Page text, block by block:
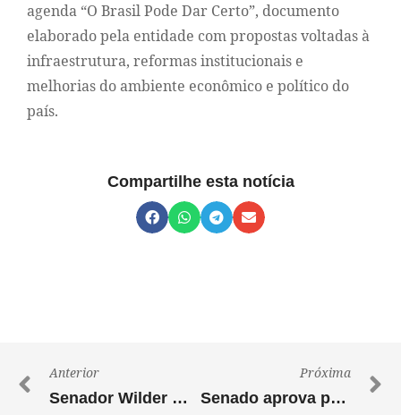
agenda “O Brasil Pode Dar Certo”, documento
elaborado pela entidade com propostas voltadas à
infraestrutura, reformas institucionais e
melhorias do ambiente econômico e político do
país.
Compartilhe esta notícia
Anterior
Senador Wilder Morais defende urgência para renegociação de dívidas de produtores rurais
Próxima
Senado aprova projeto defendido por Wilder Morais para socorrer produtores rurais endividados